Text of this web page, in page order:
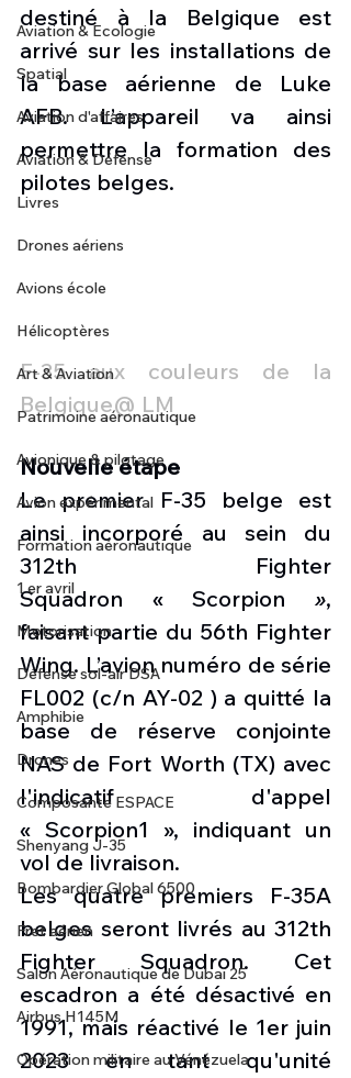
Aviation & Ecologie
Spatial
Aviation d'affaires
Aviation & Défense
Livres
Drones aériens
Avions école
Hélicoptères
Art & Aviation
Patrimoine aéronautique
Avionique & pilotage
Avion expérimental
Formation aéronautique
1 er avril
Motorisation
Défense sol-air DSA
Amphibie
Drones
Composante ESPACE
Shenyang J-35
Bombardier Global 6500
Fret aérien
Salon Aéronautique de Dubaï 25
Airbus H145M
Opération militaire au Vénézuela
destiné à la Belgique est
arrivé sur les installations de
la base aérienne de Luke
AFB. L’appareil va ainsi
permettre la formation des
pilotes belges.
F-35 aux couleurs de la
Belgique@ LM
Nouvelle étape
Le premier F-35 belge est
ainsi incorporé au sein du
312th Fighter
Squadron « Scorpion »,
faisant partie du 56th Fighter
Wing. L’avion numéro de série
FL002 (c/n AY-02 ) a quitté la
base de réserve conjointe
NAS de Fort Worth (TX) avec
l'indicatif d'appel
« Scorpion1 », indiquant un
vol de livraison.
Les quatre premiers F-35A
belges seront livrés au 312th
Fighter Squadron. Cet
escadron a été désactivé en
1991, mais réactivé le 1er juin
2023 en tant qu'unité